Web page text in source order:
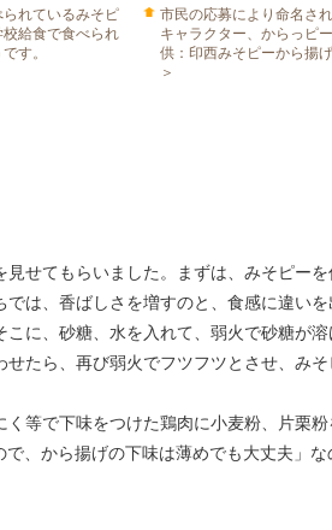
れているみそピ
給食で食べられ
す。
市民の応募により命名さ
キャラクター、からっピ
供：印西みそピーから揚
＞
せてもらいました。まずは、みそピー
は、香ばしさを増すのと、食感に違いを
に、砂糖、水を入れて、弱火で砂糖が
たら、再び弱火でフツフツとさせ、みそ
等で下味をつけた鶏肉に小麦粉、片栗粉
、から揚げの下味は薄めでも大丈夫」な